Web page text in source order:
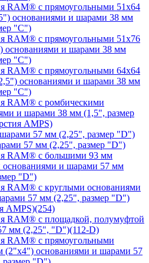
RAM® с прямоугольными 51х64
основаниями и шарами 38 мм
"C")
RAM® с прямоугольными 51х76
основаниями и шарами 38 мм
"C")
RAM® с прямоугольными 64х64
основаниями и шарами 38 мм
"C")
RAM® с ромбическими
и шарами 38 мм (1,5", размер
AMPS)
57 мм (2,25", размер "D")
RAM® с большими 93 мм
основаниями и шарами 57 мм
"D")
RAM® с круглыми основаниями
57 мм (2,25", размер "D")
AMPS)(254)
RAM® с площадкой, полумуфтой
мм (2,25", "D")(112-D)
RAM® с прямоугольными
(2"х4") основаниями и шарами 57